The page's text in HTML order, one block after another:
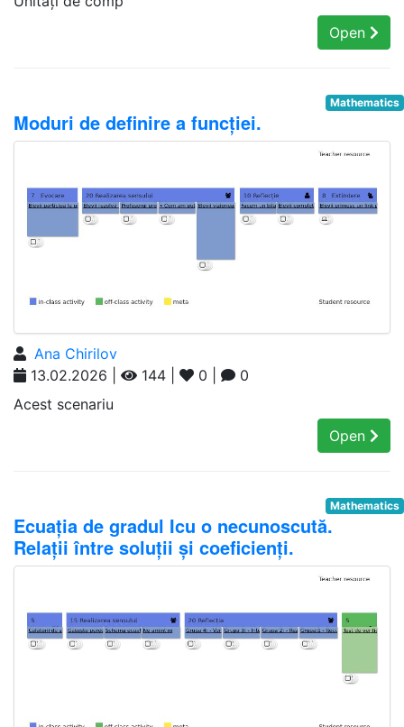
Open
Mathematics
Moduri de definire a funcției.
Ana Chirilov
13.02.2026 |
144 | 0 |
0
Acest scenariu
Open
Mathematics
Ecuația de gradul Icu o necunoscută.
Relații între soluții și coeficienți.